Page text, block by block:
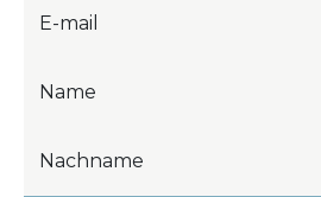
E-mail
Name
Nachname